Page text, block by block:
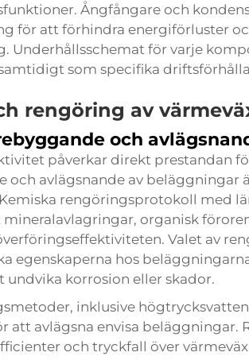
Ångfångare och
för att förhindra energiförluster
Underhållsschemat för varje
som specifika
rengöring av
och
påverkar direkt prestandan
och avlägsnande av beläggningar
rengöringsprotokoll med
organisk
Valet av
egenskaperna hos
undvika korrosion eller skador.
inklusive
att avlägsna envisa beläggningar.
och tryckfall över